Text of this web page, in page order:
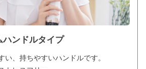
ハンドルタイプ
い、持ちやすいハンドルです。